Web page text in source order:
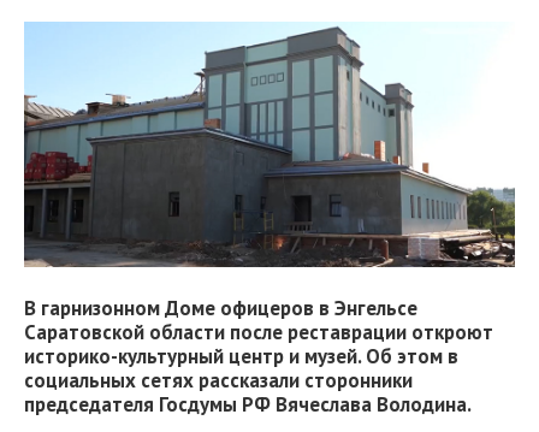
В гарнизонном Доме офицеров в Энгельсе
Саратовской области после реставрации откроют
историко-культурный центр и музей. Об этом в
социальных сетях рассказали сторонники
председателя Госдумы РФ Вячеслава Володина.